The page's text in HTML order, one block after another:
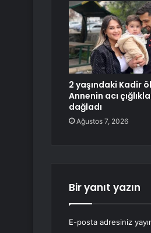
2 yaşındaki Kadir
Annenin acı
dağladı
Ağustos 7, 2026
Bir yanıt yazın
E-posta adresiniz